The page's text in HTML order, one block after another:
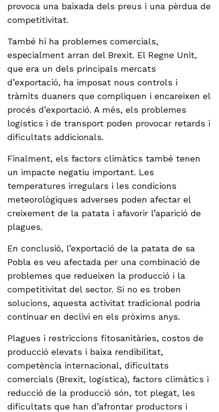
provoca una baixada dels preus i una pèrdua de
competitivitat.
També hi ha problemes comercials,
especialment arran del Brexit. El Regne Unit,
que era un dels principals mercats
d’exportació, ha imposat nous controls i
tràmits duaners que compliquen i encareixen el
procés d’exportació. A més, els problemes
logístics i de transport poden provocar retards i
dificultats addicionals.
Finalment, els factors climàtics també tenen
un impacte negatiu important. Les
temperatures irregulars i les condicions
meteorològiques adverses poden afectar el
creixement de la patata i afavorir l’aparició de
plagues.
En conclusió, l’exportació de la patata de sa
Pobla es veu afectada per una combinació de
problemes que redueixen la producció i la
competitivitat del sector. Si no es troben
solucions, aquesta activitat tradicional podria
continuar en declivi en els pròxims anys.
Plagues i restriccions fitosanitàries, costos de
producció elevats i baixa rendibilitat,
competència internacional, dificultats
comercials (Brexit, logística), factors climàtics i
reducció de la producció són, tot plegat, les
dificultats que han d’afrontar productors i